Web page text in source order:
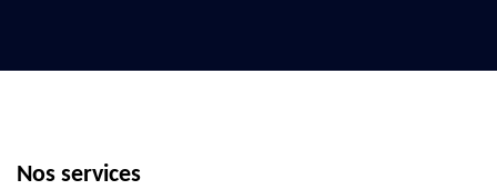
Nos services